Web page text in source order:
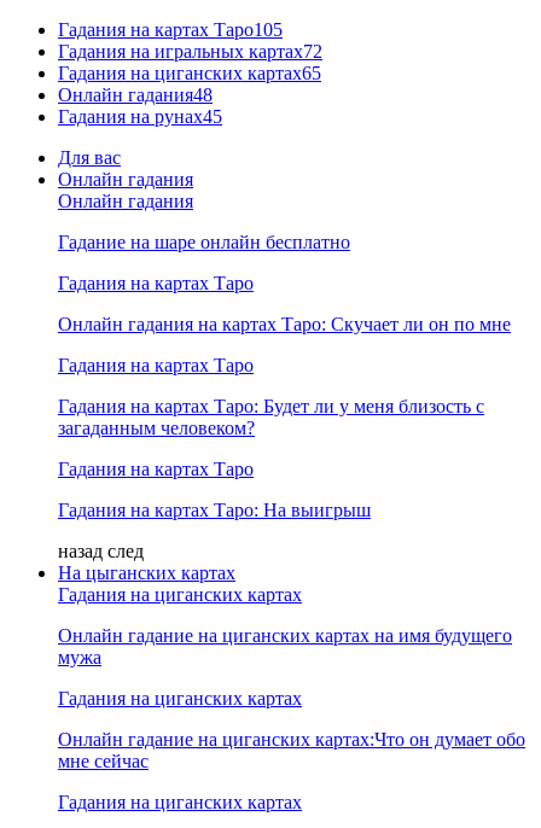
Гадания на картах Таро105
Гадания на игральных картах72
Гадания на циганских картах65
Онлайн гадания48
Гадания на рунах45
Для вас
Онлайн гадания
Онлайн гадания
Гадание на шаре онлайн бесплатно
Гадания на картах Таро
Онлайн гадания на картах Таро: Скучает ли он по мне
Гадания на картах Таро
Гадания на картах Таро: Будет ли у меня близость с
загаданным человеком?
Гадания на картах Таро
Гадания на картах Таро: На выигрыш
назад след
На цыганских картах
Гадания на циганских картах
Онлайн гадание на циганских картах на имя будущего
мужа
Гадания на циганских картах
Онлайн гадание на циганских картах:Что он думает обо
мне сейчас
Гадания на циганских картах